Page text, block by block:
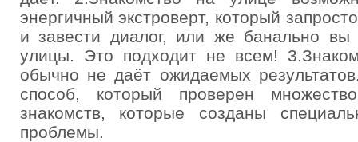
энергичный экстроверт, который
и завести диалог, или же банально вы
улицы. Это подходит не всем!
обычно не даёт ожидаемых
способ, который проверен
знакомств, которые созданы
проблемы.